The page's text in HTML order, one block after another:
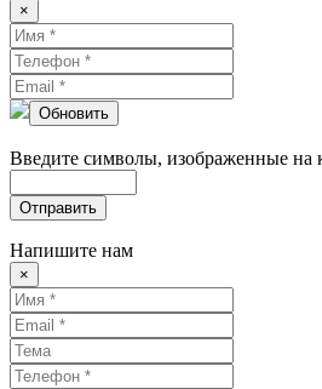
×
Обновить
Введите символы, изображенные на
Отправить
Напишите нам
×